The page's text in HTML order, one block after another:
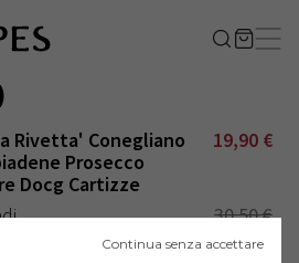
Rivetta' Conegliano
Prosecco
Docg Cartizze
19,90 €
30,50€
/ Prealpi Trevigiane / Valdobbiadene
Continua senza accettare